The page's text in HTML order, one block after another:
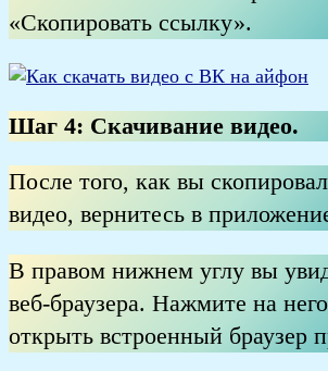
«Скопировать ссылку».
Шаг 4: Скачивание видео.
После того, как вы
видео, вернитесь в
В правом нижнем углу вы
веб-браузера. Нажмите на
открыть встроенный браузер